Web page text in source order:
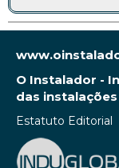
O Instalador -
das
Estatuto Editorial